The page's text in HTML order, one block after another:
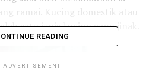
ramai. Kucing domestik atau
satu jenis kucing yang jinak.
READING
ADVERTISEMENT